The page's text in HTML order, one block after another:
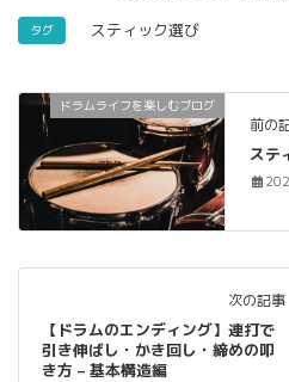
タグ スティック選び
ドラムライフを楽しむブログ
前の
ステ
次の記事
【ドラムのエンディング】連打で
引き伸ばし・かき回し・締めの叩
き方 – 基本構造編